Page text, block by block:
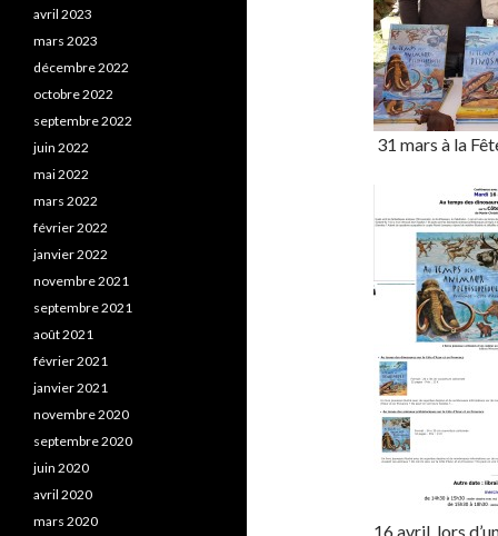
31 mars à la
16 avril, lors
avril 2023
mars 2023
décembre 2022
octobre 2022
septembre 2022
juin 2022
mai 2022
mars 2022
février 2022
janvier 2022
novembre 2021
septembre 2021
août 2021
février 2021
janvier 2021
novembre 2020
septembre 2020
juin 2020
avril 2020
mars 2020